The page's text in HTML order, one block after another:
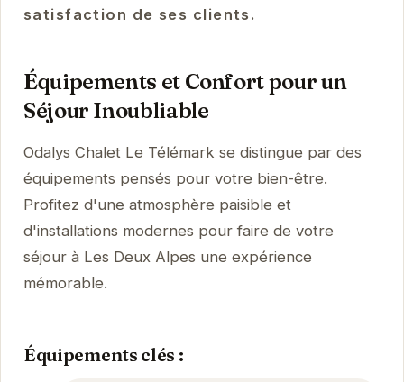
satisfaction de ses clients.
Équipements et Confort pour un
Séjour Inoubliable
Odalys Chalet Le Télémark se distingue par des
équipements pensés pour votre bien-être.
Profitez d'une atmosphère paisible et
d'installations modernes pour faire de votre
séjour à Les Deux Alpes une expérience
mémorable.
Équipements clés :